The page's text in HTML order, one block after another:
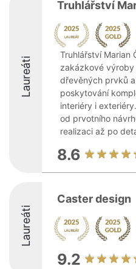
Laureáti
Truhlářství
Truhlářství Marian
zakázkové
dřevěných prvků
poskytování
interiéry i
od prvotního
realizaci až po
8.6
Laureáti
Caster design
9.2